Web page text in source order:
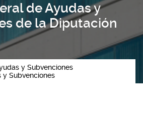
de Ayudas y
de la Diputación
y Subvenciones
y Subvenciones